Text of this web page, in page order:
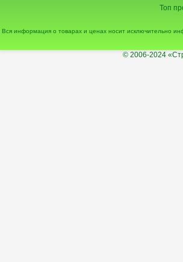
Топ
Вся информация о товарах и ценах носит исключительно
© 2006-2024